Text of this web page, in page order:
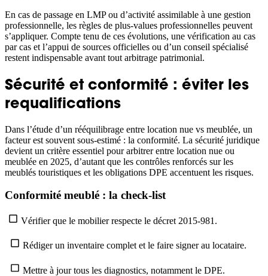
En cas de passage en LMP ou d’activité assimilable à une gestion
professionnelle, les règles de plus-values professionnelles peuvent
s’appliquer. Compte tenu de ces évolutions, une vérification au cas
par cas et l’appui de sources officielles ou d’un conseil spécialisé
restent indispensable avant tout arbitrage patrimonial.
Sécurité et conformité : éviter les
requalifications
Dans l’étude d’un rééquilibrage entre location nue vs meublée, un
facteur est souvent sous-estimé : la conformité. La sécurité juridique
devient un critère essentiel pour arbitrer entre location nue ou
meublée en 2025, d’autant que les contrôles renforcés sur les
meublés touristiques et les obligations DPE accentuent les risques.
Conformité meublé : la check-list
Vérifier que le mobilier respecte le décret 2015-981.
Rédiger un inventaire complet et le faire signer au locataire.
Mettre à jour tous les diagnostics, notamment le DPE.